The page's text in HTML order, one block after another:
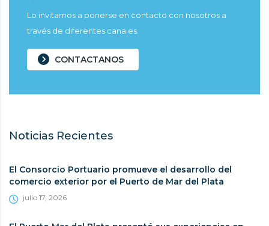
Lo invitamos a ponerse en contacto con nosotros a
través de diferentes canales.
CONTACTANOS
Noticias Recientes
El Consorcio Portuario promueve el desarrollo del
comercio exterior por el Puerto de Mar del Plata
julio 17, 2026